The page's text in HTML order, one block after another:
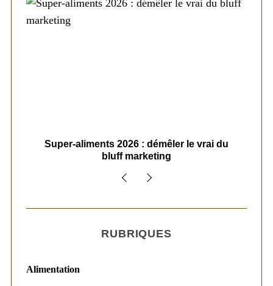
Super-aliments 2026 : démêler le vrai du
bluff marketing
RUBRIQUES
Alimentation